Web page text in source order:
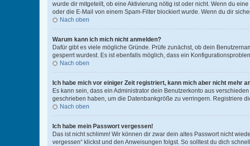
wurde dir mitgeteilt, ob eine Aktivierung nötig ist oder nicht. Wenn du
oder die E-Mail von einem Spam-Filter blockiert wurde. Wenn du dir
Nach oben
Warum kann ich mich nicht anmelden?
Dafür gibt es viele mögliche Gründe. Prüfe zunächst, ob dein
gesperrt wurdest. Es ist ebenfalls möglich, dass ein
Nach oben
Ich habe mich vor einiger Zeit registriert, kann mich aber nicht mehr
Es kann sein, dass ein Administrator dein Benutzerkonto aus
geschrieben haben, um die Datenbankgröße zu verringern. Registriere
Nach oben
Ich habe mein Passwort vergessen!
Das ist nicht schlimm! Wir können dir zwar dein altes Passwort nicht
vergessen“ klickst und den Anweisungen folgst. So solltest du dich